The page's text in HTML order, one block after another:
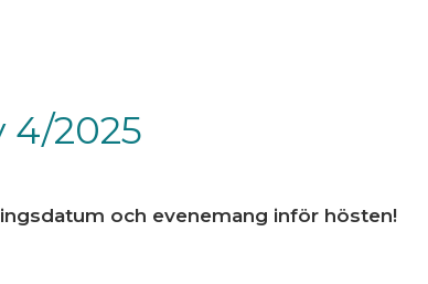
4/2025
och evenemang inför hösten!